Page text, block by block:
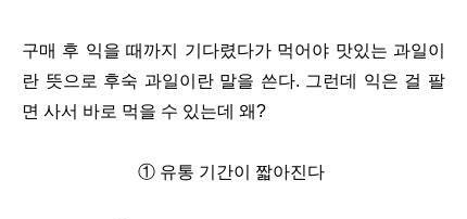
구매 후 익을 때까지 기다렸다가 먹어야 맛있는 과일이
란 뜻으로 후숙 과일이란 말을 쓴다. 그런데 익은 걸 팔
면 사서 바로 먹을 수 있는데 왜?
① 유통 기간이 짧아진다